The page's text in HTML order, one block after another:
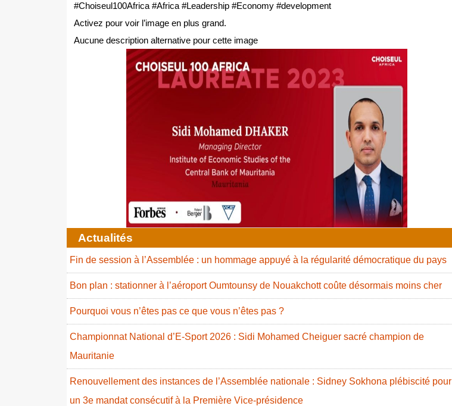
#Choiseul100Africa #Africa #Leadership #Economy #development
Activez pour voir l’image en plus grand.
Aucune description alternative pour cette image
Actualités
Fin de session à l’Assemblée : un hommage appuyé à la régularité démocratique du pays
Bon plan : stationner à l’aéroport Oumtounsy de Nouakchott coûte désormais moins cher
Pourquoi vous n’êtes pas ce que vous n’êtes pas ?
Championnat National d’E-Sport 2026 : Sidi Mohamed Cheiguer sacré champion de
Mauritanie
Renouvellement des instances de l’Assemblée nationale : Sidney Sokhona plébiscité pour
un 3e mandat consécutif à la Première Vice-présidence